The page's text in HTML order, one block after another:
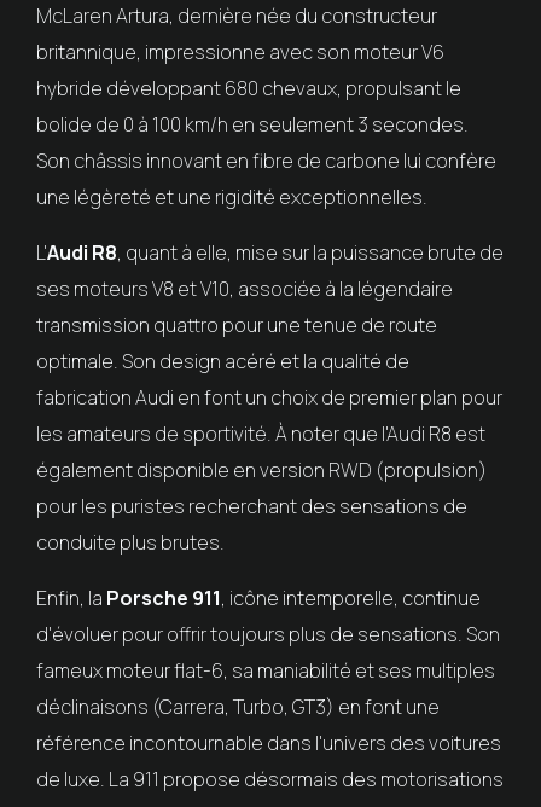
McLaren Artura, dernière née du constructeur
britannique, impressionne avec son moteur V6
hybride développant 680 chevaux, propulsant le
bolide de 0 à 100 km/h en seulement 3 secondes.
Son châssis innovant en fibre de carbone lui confère
une légèreté et une rigidité exceptionnelles.
L'Audi R8, quant à elle, mise sur la puissance brute de
ses moteurs V8 et V10, associée à la légendaire
transmission quattro pour une tenue de route
optimale. Son design acéré et la qualité de
fabrication Audi en font un choix de premier plan pour
les amateurs de sportivité. À noter que l'Audi R8 est
également disponible en version RWD (propulsion)
pour les puristes recherchant des sensations de
conduite plus brutes.
Enfin, la Porsche 911, icône intemporelle, continue
d'évoluer pour offrir toujours plus de sensations. Son
fameux moteur flat-6, sa maniabilité et ses multiples
déclinaisons (Carrera, Turbo, GT3) en font une
référence incontournable dans l'univers des voitures
de luxe. La 911 propose désormais des motorisations